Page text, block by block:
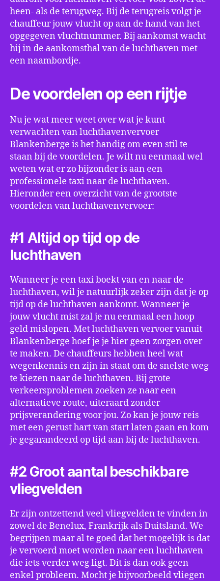
heen- als de terugweg. Bij de terugreis volgt je
chauffeur jouw vlucht op aan de hand van het
opgegeven vluchtnummer. Bij aankomst wacht
hij in de aankomsthal van de luchthaven met
een naambordje.
De voordelen op een rijtje
Nu je wat meer weet over wat je kunt
verwachten van luchthavenvervoer
Blankenberge is het handig om even stil te
staan bij de voordelen. Je wilt nu eenmaal wel
weten wat er zo bijzonder is aan een
professionele taxi naar de luchthaven.
Hieronder een overzicht van de grootste
voordelen van luchthavenvervoer:
#1 Altijd op tijd op de
luchthaven
Wanneer je een taxi boekt van en naar de
luchthaven, wil je natuurlijk zeker zijn dat je op
tijd op de luchthaven aankomt. Wanneer je
jouw vlucht mist zal je nu eenmaal een hoop
geld mislopen. Met luchthaven vervoer vanuit
Blankenberge hoef je je hier geen zorgen over
te maken. De chauffeurs hebben heel wat
wegenkennis en zijn in staat om de snelste weg
te kiezen naar de luchthaven. Bij grote
verkeersproblemen zoeken ze naar een
alternatieve route, uiteraard zonder
prijsverandering voor jou. Zo kan je jouw reis
met een gerust hart van start laten gaan en kom
je gegarandeerd op tijd aan bij de luchthaven.
#2 Groot aantal beschikbare
vliegvelden
Er zijn ontzettend veel vliegvelden te vinden in
zowel de Benelux, Frankrijk als Duitsland. We
begrijpen maar al te goed dat het mogelijk is dat
je vervoerd moet worden naar een luchthaven
die iets verder weg ligt. Dit is dan ook geen
enkel probleem. Mocht je bijvoorbeeld vliegen